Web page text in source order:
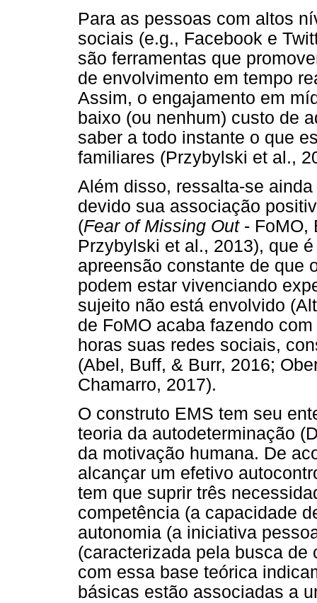
Para as pessoas com altos
sociais (e.g., Facebook e
são ferramentas que
de envolvimento em tempo
Assim, o engajamento em
baixo (ou nenhum) custo de
saber a todo instante o que
familiares (Przybylski et al.,
Além disso, ressalta-se
devido sua associação
(Fear of Missing Out- FoMO,
Przybylski et al., 2013), que
apreensão constante de que
podem estar vivenciando
sujeito não está envolvido
de FoMO acaba fazendo
horas suas redes sociais,
(Abel, Buff, & Burr, 2016;
Chamarro, 2017).
O construto EMS tem seu
teoria da autodeterminação
da motivação humana. De
alcançar um efetivo
tem que suprir três
competência (a capacidade
autonomia (a iniciativa
(caracterizada pela busca de
com essa base teórica
básicas estão associadas a